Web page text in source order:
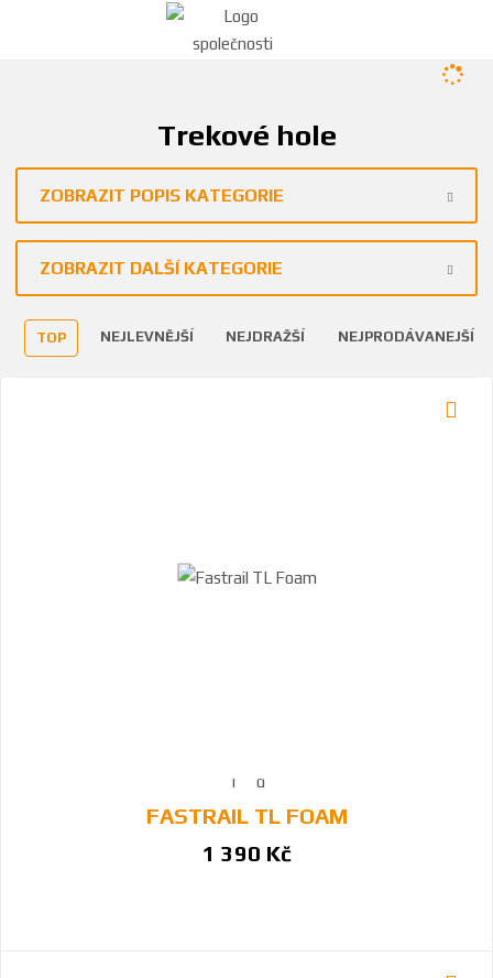
Trekové hole
ZOBRAZIT POPIS KATEGORIE
ZOBRAZIT DALŠÍ KATEGORIE
TOP NEJLEVNĚJŠÍ NEJDRAŽŠÍ NEJPRODÁVANEJŠÍ
FASTRAIL TL FOAM
1 390 Kč